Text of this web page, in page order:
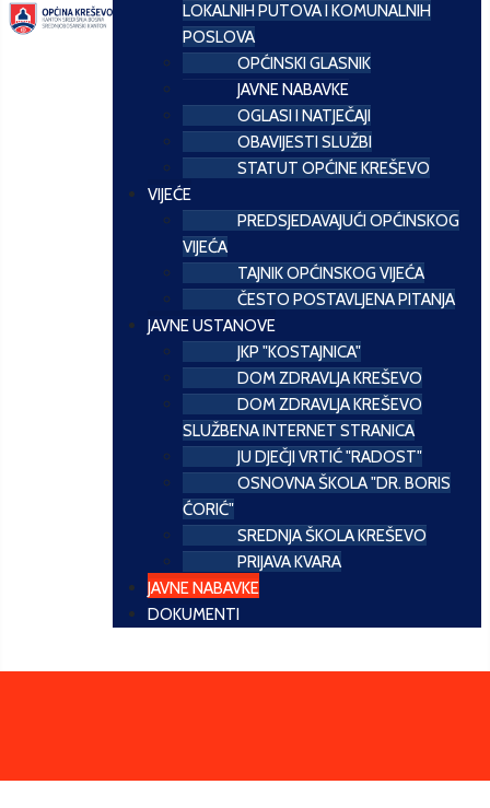
LOKALNIH PUTOVA I KOMUNALNIH
POSLOVA
OPĆINSKI GLASNIK
JAVNE NABAVKE
OGLASI I NATJEČAJI
OBAVIJESTI SLUŽBI
STATUT OPĆINE KREŠEVO
VIJEĆE
PREDSJEDAVAJUĆI OPĆINSKOG
VIJEĆA
TAJNIK OPĆINSKOG VIJEĆA
ČESTO POSTAVLJENA PITANJA
JAVNE USTANOVE
JKP "KOSTAJNICA"
DOM ZDRAVLJA KREŠEVO
DOM ZDRAVLJA KREŠEVO
SLUŽBENA INTERNET STRANICA
JU DJEČJI VRTIĆ "RADOST"
OSNOVNA ŠKOLA "DR. BORIS
ĆORIĆ"
SREDNJA ŠKOLA KREŠEVO
PRIJAVA KVARA
JAVNE NABAVKE
DOKUMENTI